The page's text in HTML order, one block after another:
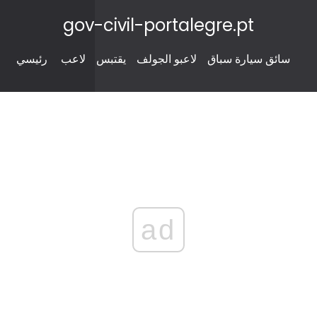
gov-civil-portalegre.pt
رئيسي لاعب يقتبس لاعبو الجولف سائق سيارة سباق
ad